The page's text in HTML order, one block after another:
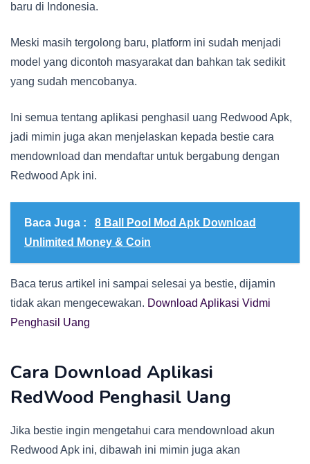
baru di Indonesia.
Meski masih tergolong baru, platform ini sudah menjadi
model yang dicontoh masyarakat dan bahkan tak sedikit
yang sudah mencobanya.
Ini semua tentang aplikasi penghasil uang Redwood Apk,
jadi mimin juga akan menjelaskan kepada bestie cara
mendownload dan mendaftar untuk bergabung dengan
Redwood Apk ini.
Baca Juga :
8 Ball Pool Mod Apk Download
Unlimited Money & Coin
Baca terus artikel ini sampai selesai ya bestie, dijamin
tidak akan mengecewakan. Download Aplikasi Vidmi
Penghasil Uang
Cara Download Aplikasi
RedWood Penghasil Uang
Jika bestie ingin mengetahui cara mendownload akun
Redwood Apk ini, dibawah ini mimin juga akan